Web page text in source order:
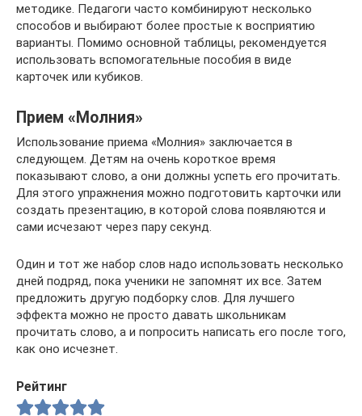
методике. Педагоги часто комбинируют несколько
способов и выбирают более простые к восприятию
варианты. Помимо основной таблицы, рекомендуется
использовать вспомогательные пособия в виде
карточек или кубиков.
Прием «Молния»
Использование приема «Молния» заключается в
следующем. Детям на очень короткое время
показывают слово, а они должны успеть его прочитать.
Для этого упражнения можно подготовить карточки или
создать презентацию, в которой слова появляются и
сами исчезают через пару секунд.
Один и тот же набор слов надо использовать несколько
дней подряд, пока ученики не запомнят их все. Затем
предложить другую подборку слов. Для лучшего
эффекта можно не просто давать школьникам
прочитать слово, а и попросить написать его после того,
как оно исчезнет.
Рейтинг